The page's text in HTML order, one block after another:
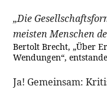
„Die
meisten Menschen
Bertolt Brecht, „Über
Wendungen“,
Ja! Gemeinsam: